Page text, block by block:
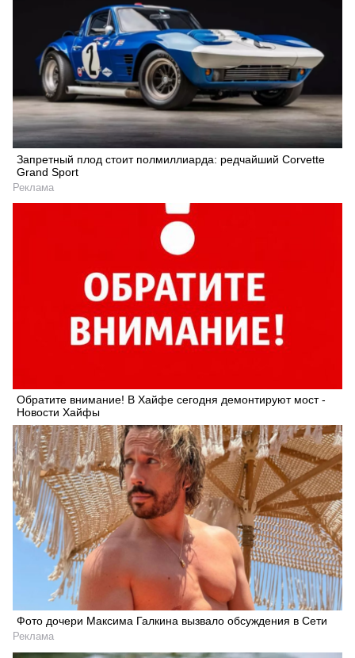
Запретный плод стоит полмиллиарда: редчайший Corvette
Grand Sport
Реклама
Обратите внимание! В Хайфе сегодня демонтируют мост -
Новости Хайфы
Фото дочери Максима Галкина вызвало обсуждения в Сети
Реклама